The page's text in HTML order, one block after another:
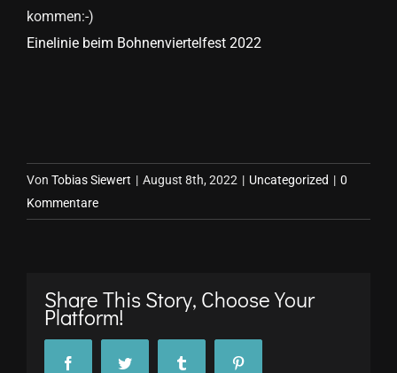
kommen:-)
Einelinie beim Bohnenviertelfest 2022
Von Tobias Siewert | August 8th, 2022 | Uncategorized | 0
Kommentare
Share This Story, Choose Your
Platform!
FacebookTwitter